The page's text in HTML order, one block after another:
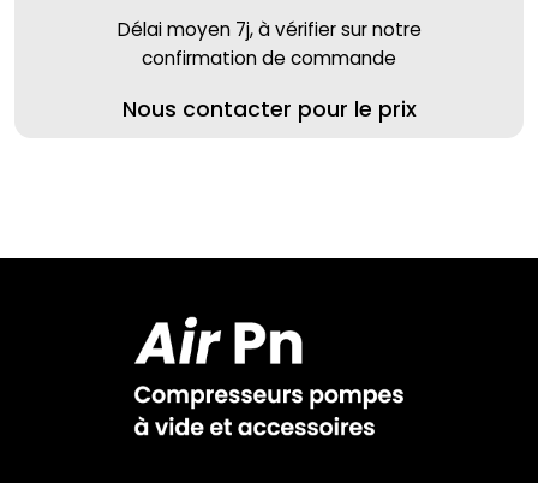
Délai moyen 7j, à vérifier sur notre
confirmation de commande
Nous contacter pour le prix